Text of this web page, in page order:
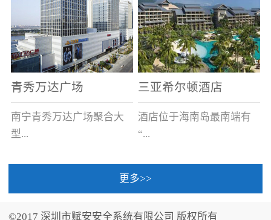
青秀万达广场
南宁青秀万达广场聚合大
型...
三亚希尔顿酒店
酒店位于海南岛最南端有
“...
中国的海岛天堂”之美称的
更多>>
©2017 深圳市赋安安全系统有限公司 版权所有